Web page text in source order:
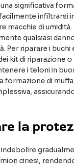
significativa
infiltrarsi
macchie di
qualsiasi
Per riparare i buchi
kit di riparazione o
i teloni in
formazione di
la
indebolire
cinesi,